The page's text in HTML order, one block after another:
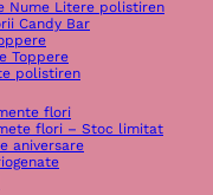
Nume Litere polistiren
Candy Bar
Toppere
polistiren
flori
flori – Stoc limitat
aniversare